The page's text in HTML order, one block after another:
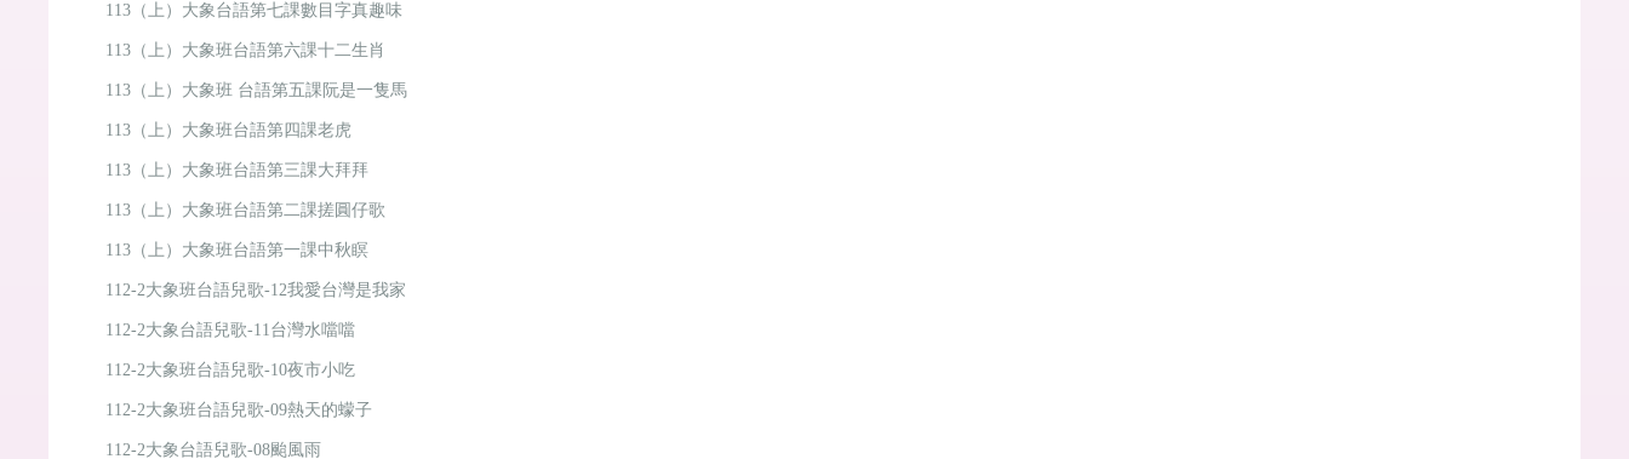
113（上）大象台語第七課數目字真趣味
113（上）大象班台語第六課十二生肖
113（上）大象班 台語第五課阮是一隻馬
113（上）大象班台語第四課老虎
113（上）大象班台語第三課大拜拜
113（上）大象班台語第二課搓圓仔歌
113（上）大象班台語第一課中秋瞑
112-2大象班台語兒歌-12我愛台灣是我家
112-2大象台語兒歌-11台灣水噹噹
112-2大象班台語兒歌-10夜市小吃
112-2大象班台語兒歌-09熱天的蠓子
112-2大象台語兒歌-08颱風雨